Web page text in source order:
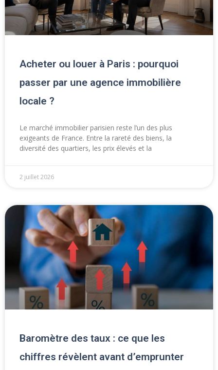
Acheter ou louer à Paris : pourquoi
passer par une agence immobilière
locale ?
Le marché immobilier parisien reste l’un des plus
exigeants de France. Entre la rareté des biens, la
diversité des quartiers, les prix élevés et la
2 juillet 2026
Baromètre des taux : ce que les
chiffres révèlent avant d’emprunter